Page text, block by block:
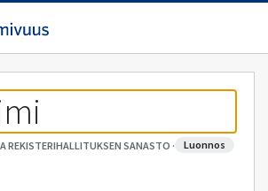
REKISTERIHALLITUKSEN SANASTO · luonnos